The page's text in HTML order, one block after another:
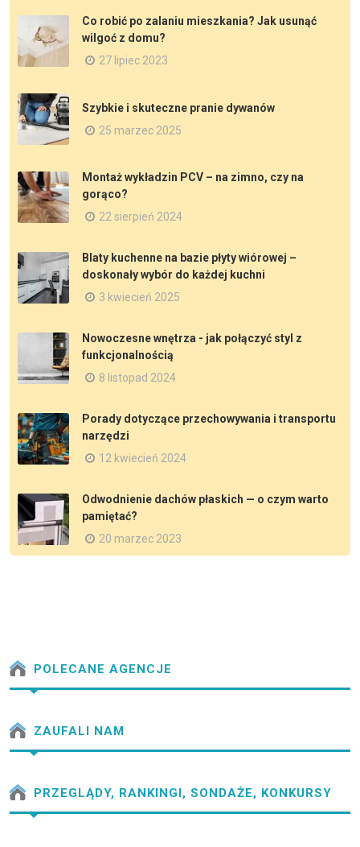
Co robić po zalaniu mieszkania? Jak usunąć
wilgoć z domu?
27 lipiec 2023
Szybkie i skuteczne pranie dywanów
25 marzec 2025
Montaż wykładzin PCV – na zimno, czy na
gorąco?
22 sierpień 2024
Blaty kuchenne na bazie płyty wiórowej –
doskonały wybór do każdej kuchni
3 kwiecień 2025
Nowoczesne wnętrza - jak połączyć styl z
funkcjonalnością
8 listopad 2024
Porady dotyczące przechowywania i transportu
narzędzi
12 kwiecień 2024
Odwodnienie dachów płaskich — o czym warto
pamiętać?
20 marzec 2023
POLECANE AGENCJE
ZAUFALI NAM
PRZEGLĄDY, RANKINGI, SONDAŻE, KONKURSY